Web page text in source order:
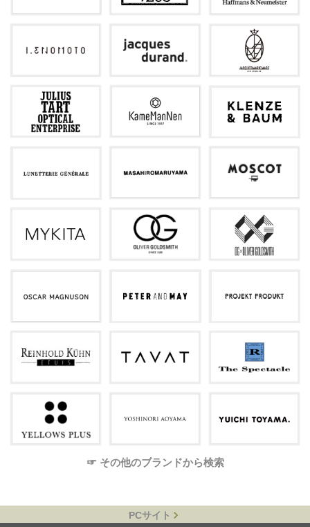
☞ その他のブランドから検索
PCサイト